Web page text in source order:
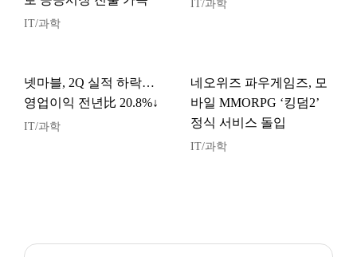
IT/과학
IT/과학
넷마블, 2Q 실적 하락…
영업이익 전년比 20.8%↓
IT/과학
네오위즈 파우게임즈, 모
바일 MMORPG ‘킹덤2’
정식 서비스 돌입
IT/과학